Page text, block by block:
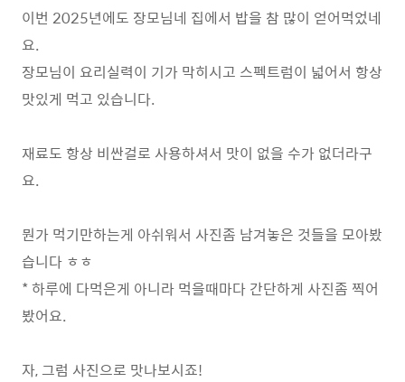
이번 2025년에도 장모님네 집에서 밥을 참 많이 얻어먹었네
요.
장모님이 요리실력이 기가 막히시고 스펙트럼이 넓어서 항상
맛있게 먹고 있습니다.
재료도 항상 비싼걸로 사용하셔서 맛이 없을 수가 없더라구
요.
뭔가 먹기만하는게 아쉬워서 사진좀 남겨놓은 것들을 모아봤
습니다 ㅎㅎ
* 하루에 다먹은게 아니라 먹을때마다 간단하게 사진좀 찍어
봤어요.
자, 그럼 사진으로 맛나보시죠!